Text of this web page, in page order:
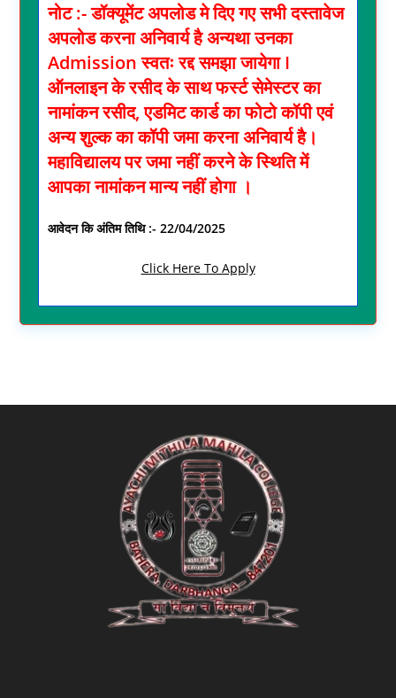
नोट :- डॉक्यूमेंट अपलोड मे दिए गए सभी दस्तावेज
अपलोड करना अनिवार्य है अन्यथा उनका
Admission स्वतः रद्द समझा जायेगा I
ऑनलाइन के रसीद के साथ फर्स्ट सेमेस्टर का
नामांकन रसीद, एडमिट कार्ड का फोटो कॉपी एवं
अन्य शुल्क का कॉपी जमा करना अनिवार्य है।
महाविद्यालय पर जमा नहीं करने के स्थिति में
आपका नामांकन मान्य नहीं होगा ।
आवेदन कि अंतिम तिथि :- 22/04/2025
Click Here To Apply